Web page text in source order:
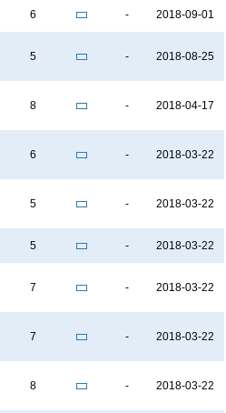
6 - 2018-09-01
5 - 2018-08-25
8 - 2018-04-17
6 - 2018-03-22
5 - 2018-03-22
5 - 2018-03-22
7 - 2018-03-22
7 - 2018-03-22
8 - 2018-03-22